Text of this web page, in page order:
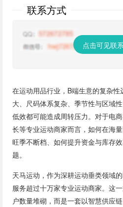
联系方式
点击可见联
在运动用品行业，B端生意的复杂
大、尺码体系复杂、季节性与区域
低效都可能造成周转压力。对于电
长等专业运动商家而言，如何在海
旺季不断档、如何提升资金与库存
题。
天马运动，作为深耕运动垂类领域
服务超过十万家专业运动商家。这
户数量堆砌，而是一套以智慧供应